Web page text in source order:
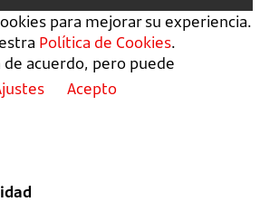
para mejorar su experiencia.
Política de Cookies.
acuerdo, pero puede
Acepto